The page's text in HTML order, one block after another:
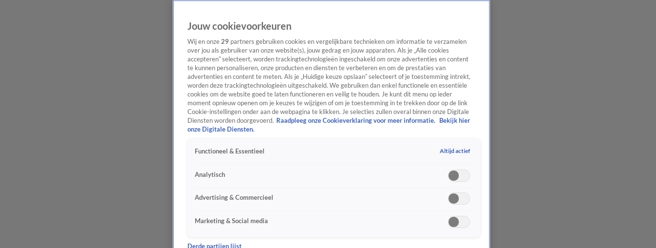
Jouw cookievoorkeuren
Wij en onze 29 partners gebruiken cookies en vergelijkbare technieken om informatie te verzamelen
over jou als gebruiker van onze website(s), jouw gedrag en jouw apparaten. Als je „Alle cookies
accepteren” selecteert, worden trackingtechnologieën ingeschakeld om onze advertenties en content
te kunnen personaliseren, onze producten en diensten te verbeteren en om de prestaties van
advertenties en content te meten. Als je „Huidige keuze opslaan” selecteert of je toestemming intrekt,
worden deze trackingtechnologieën uitgeschakeld. We gebruiken dan enkel functionele en essentiële
cookies om de website goed te laten functioneren en veilig te houden. Je kunt dit menu op ieder
moment opnieuw openen om je keuzes te wijzigen of om je toestemming in te trekken door op de link
Cookie-instellingen onder aan de webpagina te klikken. Je selecties zullen overal binnen onze Digitale
Diensten worden doorgevoerd. Raadpleeg onze Cookieverklaring voor meer informatie.
Bekijk hier
onze Digitale Diensten.
Functioneel & Essentieel Altijd actief
Analytisch
Advertising & Commercieel
Marketing & Social media
Derde partijen lijst